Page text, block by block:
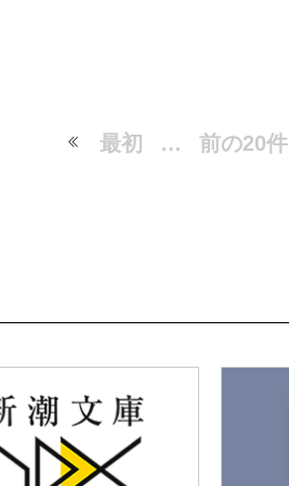
最初 … 前の20件